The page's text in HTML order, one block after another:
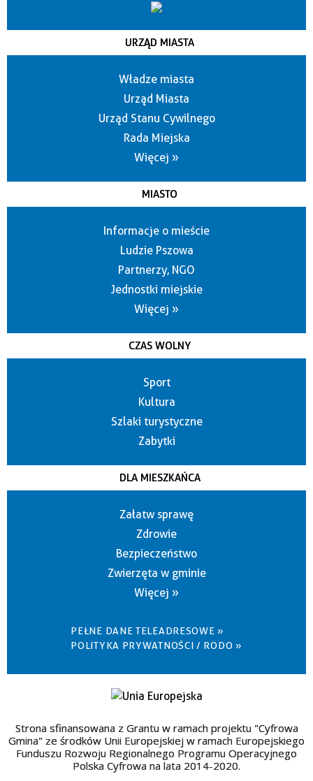
URZĄD MIASTA
Władze miasta
Urząd Miasta
Urząd Stanu Cywilnego
Rada Miejska
Więcej »
MIASTO
Informacje o mieście
Ludzie Pszowa
Partnerzy, NGO
Jednostki miejskie
Więcej »
CZAS WOLNY
Sport
Kultura
Szlaki turystyczne
Zabytki
DLA MIESZKAŃCA
Załatw sprawę
Zdrowie
Bezpieczeństwo
Zwierzęta w gminie
Więcej »
PEŁNE DANE TELEADRESOWE »
POLITYKA PRYWATNOŚCI / RODO »
Strona sfinansowana z Grantu w ramach projektu "Cyfrowa
Gmina" ze środków Unii Europejskiej w ramach Europejskiego
Funduszu Rozwoju Regionalnego Programu Operacyjnego
Polska Cyfrowa na lata 2014-2020.